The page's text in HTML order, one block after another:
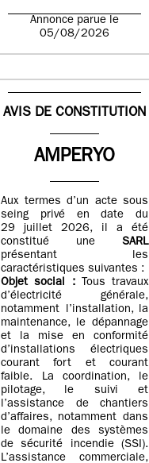
Annonce parue le
05/08/2026
AVIS DE CONSTITUTION
AMPERYO
Aux termes d’un acte sous
seing privé en date du
29 juillet 2026, il a été
constitué une SARL
présentant les
caractéristiques suivantes :
Objet social :
Tous travaux
d’électricité générale,
notamment l’installation, la
maintenance, le dépannage
et la mise en conformité
d’installations électriques
courant fort et courant
faible. La coordination, le
pilotage, le suivi et
l’assistance de chantiers
d’affaires, notamment dans
le domaine des systèmes
de sécurité incendie (SSI).
L’assistance commerciale,